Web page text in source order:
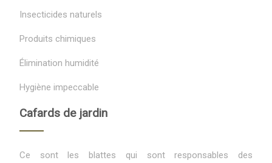
Insecticides naturels
Produits chimiques
Élimination humidité
Hygiène impeccable
Cafards de jardin
Ce sont les blattes qui sont responsables des